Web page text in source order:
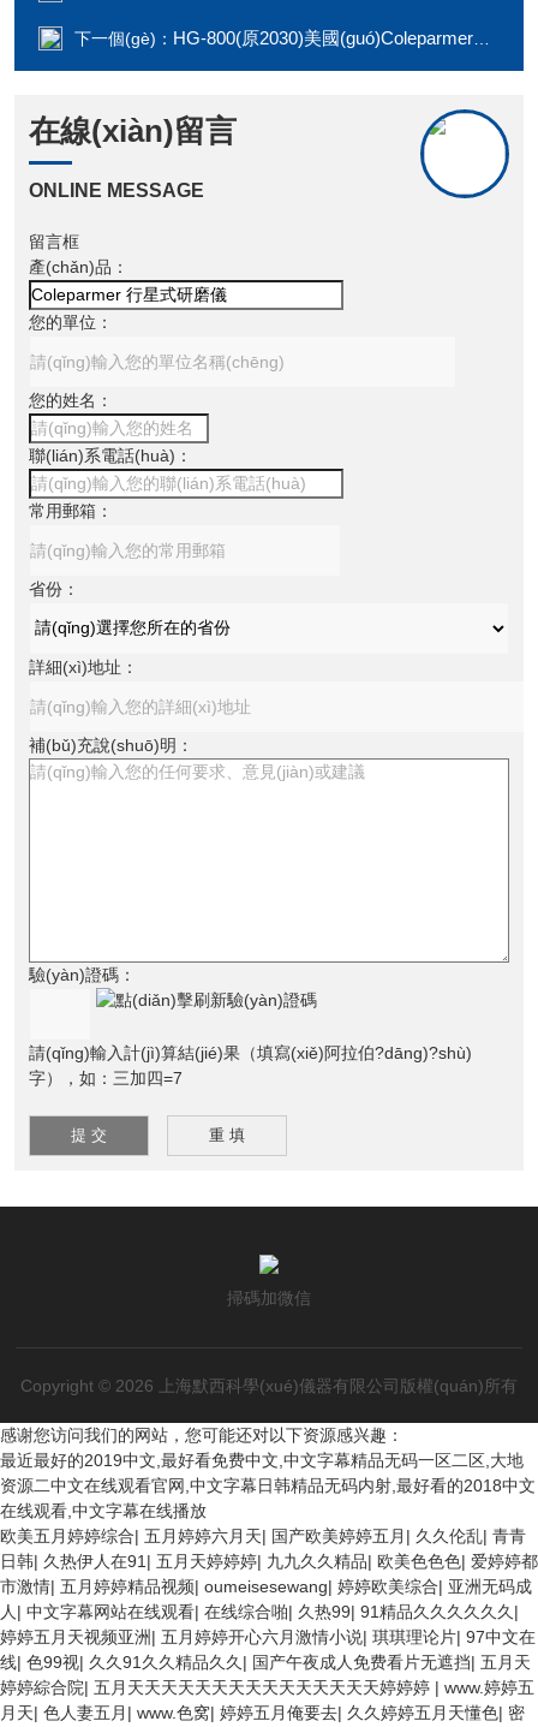
下一個(gè)： HG-800(原2030)美國(guó)Coleparmer全自動(dòng)組織研磨儀
在線(xiàn)留言
ONLINE MESSAGE
留言框
產(chǎn)品：
您的單位：
您的姓名：
聯(lián)系電話(huà)：
常用郵箱：
省份：
詳細(xì)地址：
補(bǔ)充說(shuō)明：
驗(yàn)證碼：
請(qǐng)輸入計(jì)算結(jié)果（填寫(xiě)阿拉伯?dāng)?shù)
字），如：三加四=7
掃碼加微信
Copyright © 2026 上海默西科學(xué)儀器有限公司版權(quán)所有
感谢您访问我们的网站，您可能还对以下资源感兴趣：
最近最好的2019中文,最好看免费中文,中文字幕精品无码一区二区,大地
资源二中文在线观看官网,中文字幕日韩精品无码内射,最好看的2018中文
在线观看,中文字幕在线播放
欧美五月婷婷综合| 五月婷婷六月天| 国产欧美婷婷五月 | 久久伦乱| 青青
日韩| 久热伊人在91 | 五月天婷婷婷| 九九久久精品| 欧美色色色| 爱婷婷都
市激情| 五月婷婷精品视频| oumeisesewang| 婷婷欧美综合| 亚洲无码成
人 | 中文字幕网站在线观看| 在线综合啪| 久热99| 91精品久久久久久久 |
婷婷五月天视频亚洲| 五月婷婷开心六月激情小说| 琪琪理论片| 97中文在
线| 色99视| 久久91久久精品久久 | 国产午夜成人免费看片无遮挡| 五月天
婷婷綜合院| 五月天天天天天天天天天天天天天天天婷婷婷 | www.婷婷五
月天| 色人妻五月 | www.色窝| 婷婷五月俺要去| 久久婷婷五月天懂色| 密